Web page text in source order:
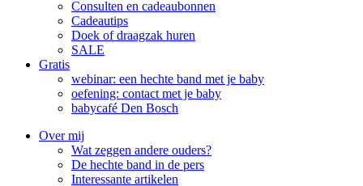
Consulten en cadeaubonnen
Cadeautips
Doek of draagzak huren
SALE
Gratis
webinar: een hechte band met je baby
oefening: contact met je baby
babycafé Den Bosch
Over mij
Wat zeggen andere ouders?
De hechte band in de pers
Interessante artikelen